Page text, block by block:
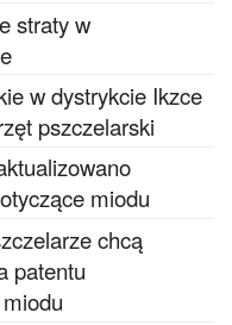
straty w
w dystrykcie Ikzce
pszczelarski
miodu
chcą
patentu